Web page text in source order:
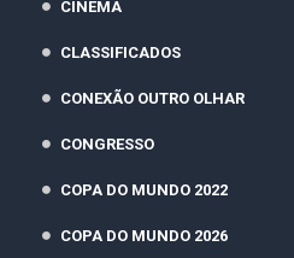
CINEMA
CLASSIFICADOS
CONEXÃO OUTRO OLHAR
CONGRESSO
COPA DO MUNDO 2022
COPA DO MUNDO 2026